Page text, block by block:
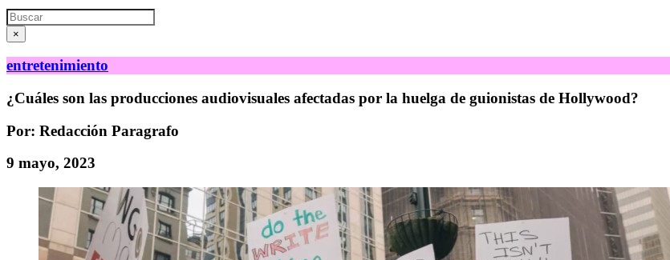
Search
×
entretenimiento
¿Cuáles son las producciones audiovisuales afectadas por la huelga de guionistas de Hollywood?
Por: Redacción Paragrafo
9 mayo, 2023